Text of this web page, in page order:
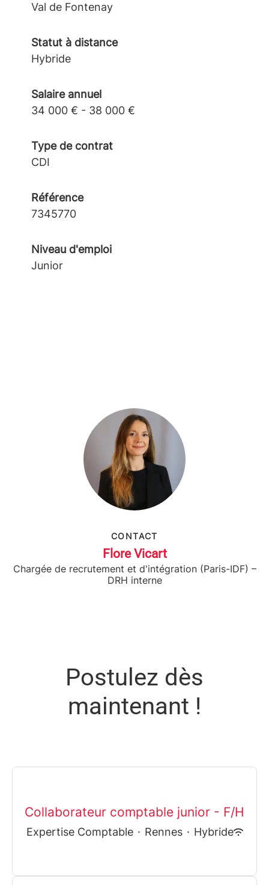
Val de Fontenay
Statut à distance
Hybride
Salaire annuel
34 000 € - 38 000 €
Type de contrat
CDI
Référence
7345770
Niveau d'emploi
Junior
CONTACT
Flore Vicart
Chargée de recrutement et d'intégration (Paris-IDF) –
DRH interne
Postulez dès
maintenant !
Collaborateur comptable junior - F/H
Expertise Comptable · Rennes · Hybride